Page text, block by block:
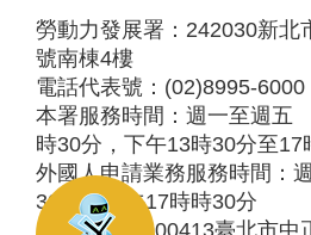
勞動力發展署：242030新北
號南棟4樓
電話代表號：(02)8995-6000
本署服務時間：週一至週五
時30分，下午13時30分至17
外國人申請業務服務時間：
30分至下午17時時30分